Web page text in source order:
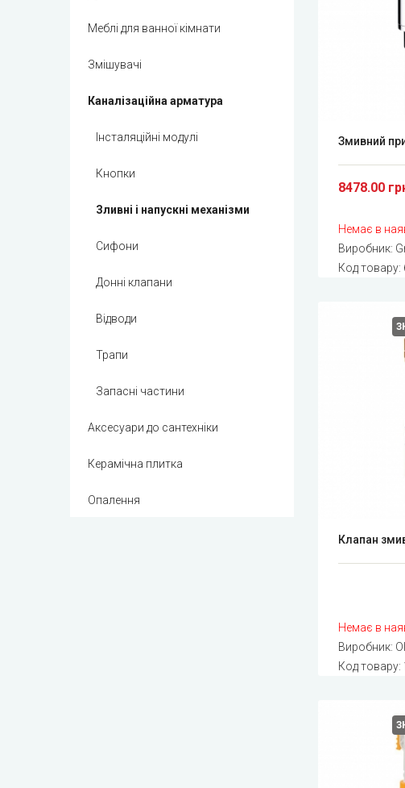
Меблі для ванної кімнати
Змішувачі
Каналізаційна арматура
Інсталяційні модулі
Кнопки
Зливні і напускні механізми
Сифони
Донні клапани
Відводи
Трапи
Запасні частини
Аксесуари до сантехніки
Керамічна плитка
Опалення
Змивний
8478.00
Немає в
Виробник:
Код товару:
Клапан
Немає в
Виробник:
Код товару: